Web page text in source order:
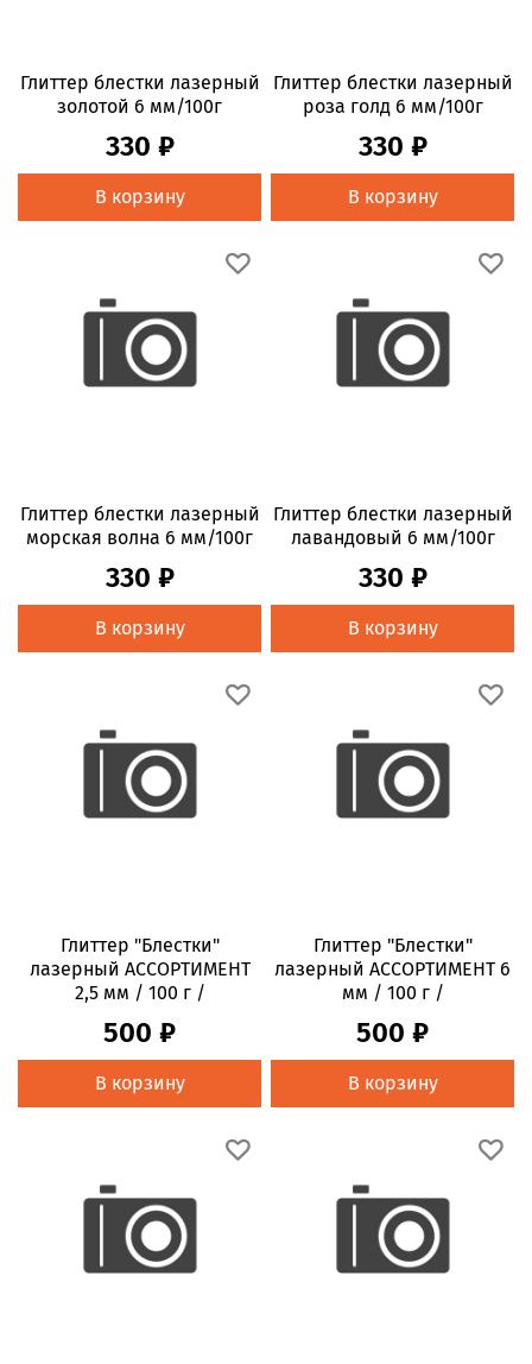
Глиттер блестки лазерный
золотой 6 мм/100г
330 ₽
В корзину
Глиттер блестки лазерный
роза голд 6 мм/100г
330 ₽
В корзину
Глиттер блестки лазерный
морская волна 6 мм/100г
330 ₽
В корзину
Глиттер блестки лазерный
лавандовый 6 мм/100г
330 ₽
В корзину
Глиттер "Блестки"
лазерный АССОРТИМЕНТ
2,5 мм / 100 г /
500 ₽
В корзину
Глиттер "Блестки"
лазерный АССОРТИМЕНТ 6
мм / 100 г /
500 ₽
В корзину